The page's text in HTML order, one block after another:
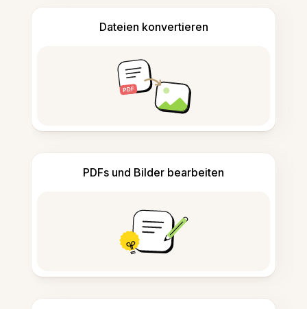
Dateien konvertieren
PDFs und Bilder bearbeiten